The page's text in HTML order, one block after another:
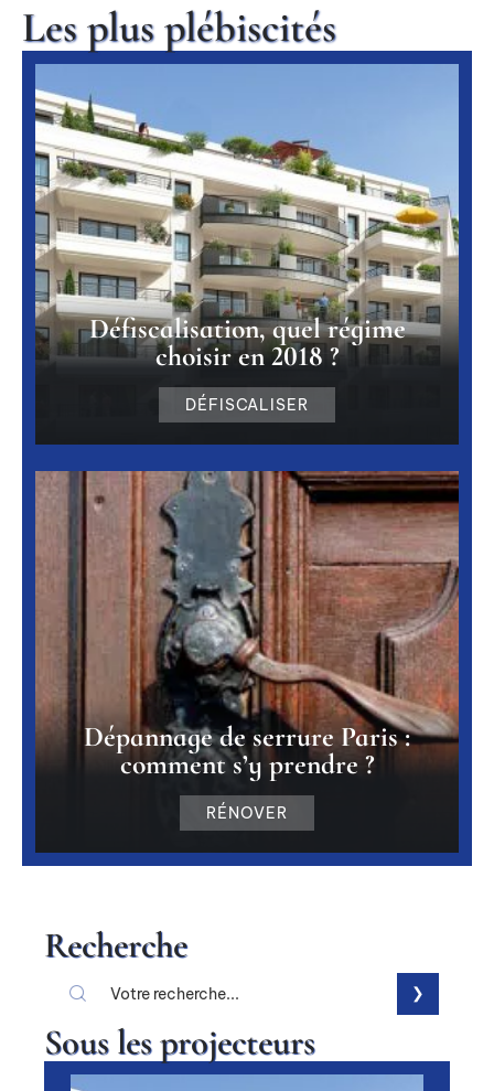
Les plus plébiscités
Défiscalisation, quel régime
choisir en 2018 ?
DÉFISCALISER
Dépannage de serrure Paris :
comment s’y prendre ?
RÉNOVER
Recherche
Sous les projecteurs